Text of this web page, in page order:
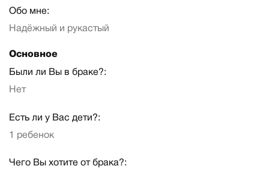
Обо мне:
Надёжный и рукастый
Основное
Были ли Вы в браке?:
Нет
Есть ли у Вас дети?:
1 ребенок
Чего Вы хотите от брака?: